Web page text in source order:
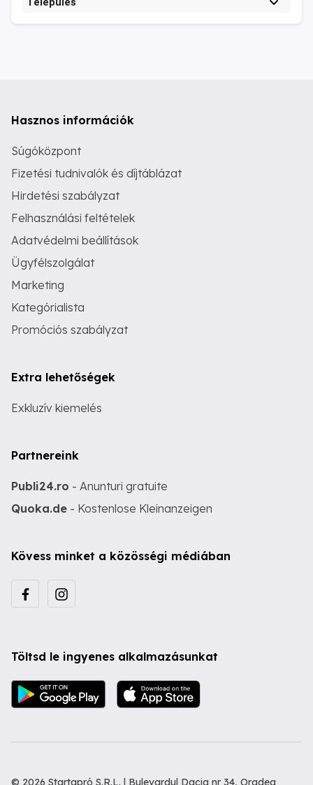
Hasznos információk
Súgóközpont
Fizetési tudnivalók és díjtáblázat
Hirdetési szabályzat
Felhasználási feltételek
Adatvédelmi beállítások
Ügyfélszolgálat
Marketing
Kategórialista
Promóciós szabályzat
Extra lehetőségek
Exkluzív kiemelés
Partnereink
Publi24.ro - Anunturi gratuite
Quoka.de - Kostenlose Kleinanzeigen
Kövess minket a közösségi médiában
Töltsd le ingyenes alkalmazásunkat
© 2026 Startapró S.R.L. | Bulevardul Dacia nr 34, Oradea